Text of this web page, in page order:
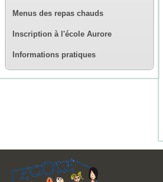
Menus des repas chauds
Inscription à l'école Aurore
Informations pratiques